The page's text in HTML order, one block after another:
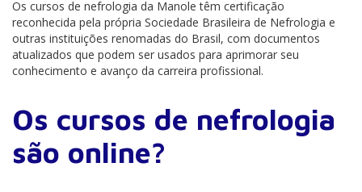
Os cursos de nefrologia da Manole têm certificação
reconhecida pela própria Sociedade Brasileira de Nefrologia e
outras instituições renomadas do Brasil, com documentos
atualizados que podem ser usados para aprimorar seu
conhecimento e avanço da carreira profissional.
Os cursos de nefrologia
são online?